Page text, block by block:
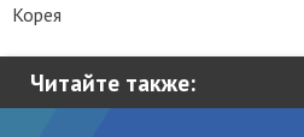
Читайте также:
Корея